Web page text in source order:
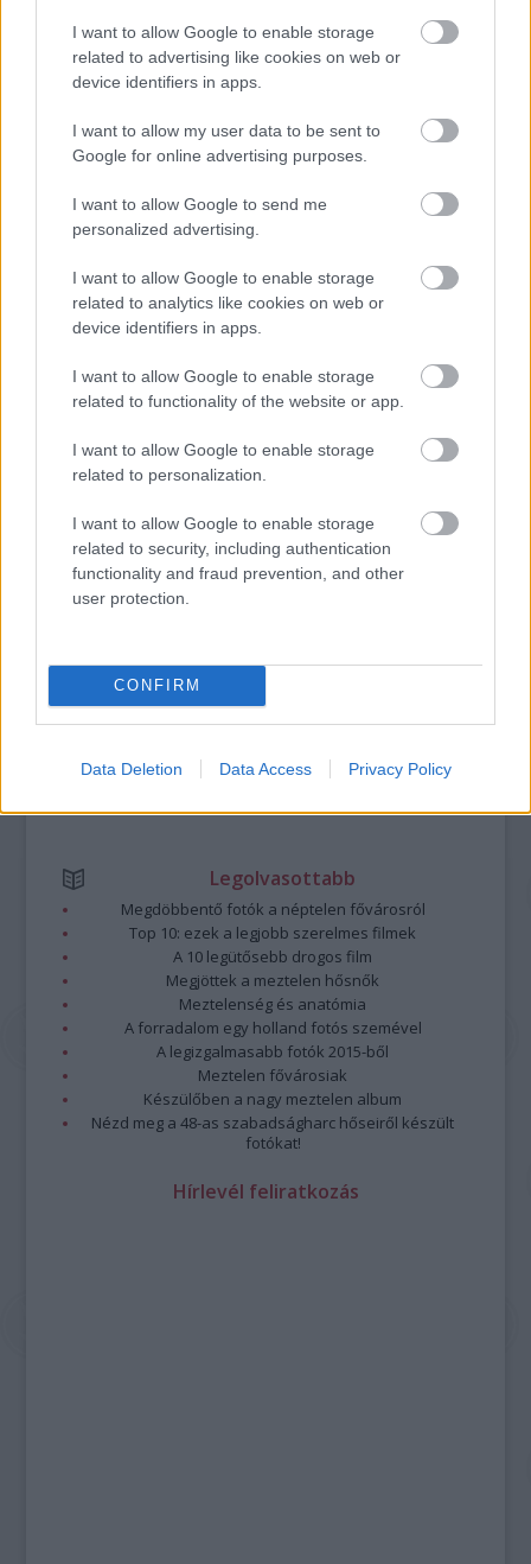
I want to allow Google to enable storage
related to advertising like cookies on web or
device identifiers in apps.
I want to allow my user data to be sent to
Google for online advertising purposes.
I want to allow Google to send me
personalized advertising.
I want to allow Google to enable storage
related to analytics like cookies on web or
device identifiers in apps.
I want to allow Google to enable storage
related to functionality of the website or app.
I want to allow Google to enable storage
related to personalization.
I want to allow Google to enable storage
related to security, including authentication
functionality and fraud prevention, and other
user protection.
CONFIRM
Data Deletion Data Access Privacy Policy
sok szálon futó cselekmény, zseniális színészek - mindez
egy magyar sorozatban. A második évad felvételén jártunk.
Jetik zenélnek a Kossuth Rádióban
2012. 03. 31. |Kultúrpart
Nemrég indult az MR1-Kossuth Rádióban az Időfutár című
ifjúsági hangjátéksorozat, amelynek zenéjét Hó Márton és
Tövisházi Ambrus, a hazai alternatív színtér két tehetséges
szereplője írta; előbbi elmesélte a Hó Márton és a Jetik néven
futó közös projekt történetét.
Legolvasottabb
Megdöbbentő fotók a néptelen fővárosról
Top 10: ezek a legjobb szerelmes filmek
A 10 legütősebb drogos film
Megjöttek a meztelen hősnők
Meztelenség és anatómia
A forradalom egy holland fotós szemével
A legizgalmasabb fotók 2015-ből
Meztelen fővárosiak
Készülőben a nagy meztelen album
Nézd meg a 48-as szabadságharc hőseiről készült
fotókat!
Hírlevél feliratkozás